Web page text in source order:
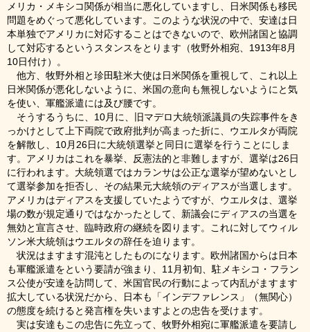
メリカ・メキシコ関係が相当に悪化していますし、日米関係も移民
問題をめぐって悪化しています。このような状況の中で、安達は日
本単独でアメリカに対応することはできないので、欧州諸国と協調
して対応するというスタンスをとります（牧野外相宛、1913年8月
10日付け）。
他方、牧野外相と珍田駐米大使は日米関係を重視して、これ以上
日米関係が悪化しないように、米国の意向も無視しないようにと気
を使い、軍艦派遣には及び腰です。
そうするうちに、10月に、旧マデロ大統領派議員の失踪事件をき
っかけとして上下両院で政府批判が高まった折に、ウエルタが両院
を解散し、10月26日に大統領選挙と同日に選挙を行うことにしま
す。アメリカはこれを暴挙、反憲法的と非難しますが、選挙は26日
に行われます。大統領選ではカランサは公正な選挙が望めないとし
て選挙参加を拒否し、その結果元大統領のディアスが当選します。
アメリカはディアスを支援していたようですが、ウエルタは、選挙
場の数が規定通りではなかったとして、新議会にディアスの当選を
無効と宣言させ、臨時政府の継続を図ります。これに対してウィル
ソン米大統領はウエルタの辞任を迫ります。
状況はますます混沌としたものになります。欧州諸国からは日本
も軍艦派遣をという要請が強まり、11月初旬、駐メキシコ・フラン
ス公使が安達を訪問して、米国官民の行動によって内乱がますます
拡大している状況だから、日本も「インデファレンス」（無関心）
の態度を続けると発言権を失いますよとの忠告を受けます。
実は安達もこの忠告に先立って、牧野外相宛に軍艦派遣を要請し